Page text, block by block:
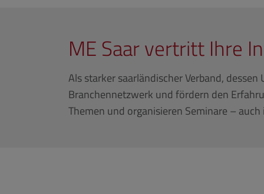
ME Saar vertritt Ihre
Als starker saarländischer Verband,
Branchennetzwerk und fördern den
Themen und organisieren Seminare –